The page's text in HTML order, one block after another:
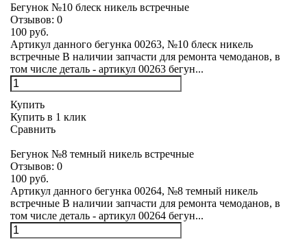
Бегунок №10 блеск никель встречные
Отзывов: 0
100 руб.
Артикул данного бегунка 00263, №10 блеск никель
встречные В наличии запчасти для ремонта чемоданов, в
том числе деталь - артикул 00263 бегун...
Купить
Купить в 1 клик
Сравнить
Бегунок №8 темный никель встречные
Отзывов: 0
100 руб.
Артикул данного бегунка 00264, №8 темный никель
встречные В наличии запчасти для ремонта чемоданов, в
том числе деталь - артикул 00264 бегун...